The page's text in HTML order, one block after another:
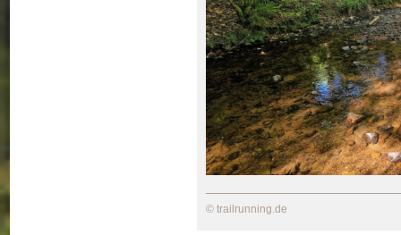
© trailrunning.de